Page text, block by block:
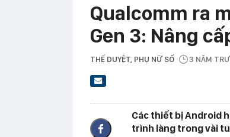
Qualcomm ra
Gen 3: Nâng
THẾ DUYỆT , PHỤ NỮ SỐ 3 NĂM
Các thiết bị Android
trình làng trong vài